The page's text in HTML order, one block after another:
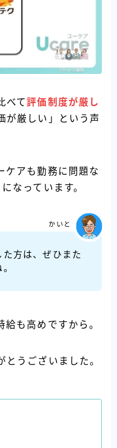
べて評価制度が厳し
が厳しい」という声
ケアも勤務に問題な
なっています。
方は、ぜひまた
かいと
も高めですから。
うございました。